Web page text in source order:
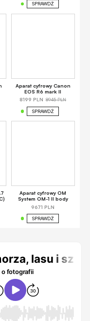
SPRAWDŹ
Aparat cyfrowy Canon
EOS R6 mark II
8199 PLN 8945 PLN
SPRAWDŹ
Aparat cyfrowy OM
System OM-1 II body
9671 PLN
SPRAWDŹ